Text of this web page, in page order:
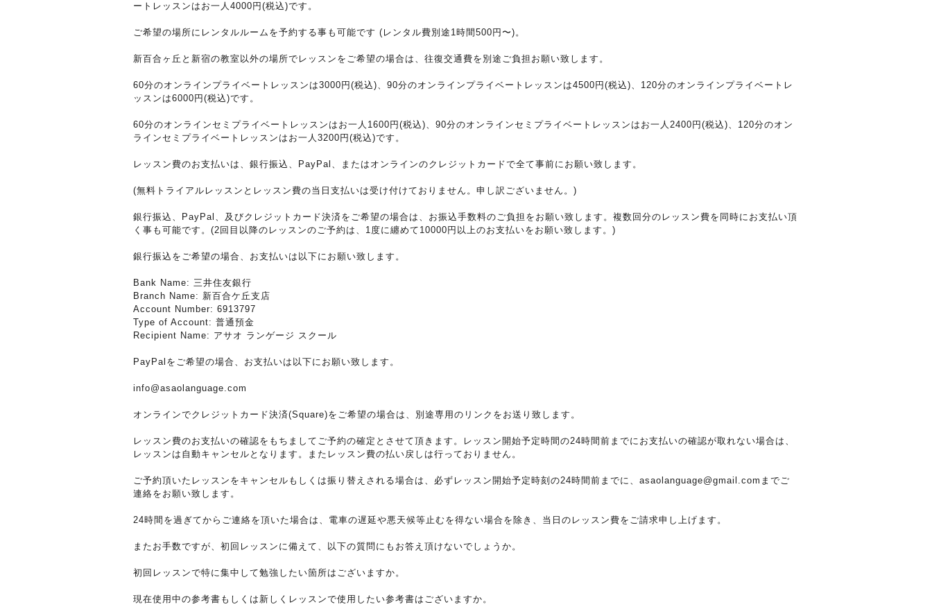
ートレッスンはお一人4000円(税込)です。
ご希望の場所にレンタルルームを予約する事も可能です (レンタル費別途1時間500円〜)。
新百合ヶ丘と新宿の教室以外の場所でレッスンをご希望の場合は、往復交通費を別途ご負担お願い致します。
60分のオンラインプライベートレッスンは3000円(税込)、90分のオンラインプライベートレッスンは4500円(税込)、120分のオンラインプライベートレ
ッスンは6000円(税込)です。
60分のオンラインセミプライベートレッスンはお一人1600円(税込)、90分のオンラインセミプライベートレッスンはお一人2400円(税込)、120分のオン
ラインセミプライベートレッスンはお一人3200円(税込)です。
レッスン費のお支払いは、銀行振込、PayPal、またはオンラインのクレジットカードで全て事前にお願い致します。
(無料トライアルレッスンとレッスン費の当日支払いは受け付けておりません。申し訳ございません。)
銀行振込、PayPal、及びクレジットカード決済をご希望の場合は、お振込手数料のご負担をお願い致します。複数回分のレッスン費を同時にお支払い頂
く事も可能です。(2回目以降のレッスンのご予約は、1度に纏めて10000円以上のお支払いをお願い致します。)
銀行振込をご希望の場合、お支払いは以下にお願い致します。
Bank Name: 三井住友銀行
Branch Name: 新百合ケ丘支店
Account Number: 6913797
Type of Account: 普通預金
Recipient Name: アサオ ランゲージ スクール
PayPalをご希望の場合、お支払いは以下にお願い致します。
info@asaolanguage.com
オンラインでクレジットカード決済(Square)をご希望の場合は、別途専用のリンクをお送り致します。
レッスン費のお支払いの確認をもちましてご予約の確定とさせて頂きます。レッスン開始予定時間の24時間前までにお支払いの確認が取れない場合は、
レッスンは自動キャンセルとなります。またレッスン費の払い戻しは行っておりません。
ご予約頂いたレッスンをキャンセルもしくは振り替えされる場合は、必ずレッスン開始予定時刻の24時間前までに、asaolanguage@gmail.comまでご
連絡をお願い致します。
24時間を過ぎてからご連絡を頂いた場合は、電車の遅延や悪天候等止むを得ない場合を除き、当日のレッスン費をご請求申し上げます。
またお手数ですが、初回レッスンに備えて、以下の質問にもお答え頂けないでしょうか。
初回レッスンで特に集中して勉強したい箇所はございますか。
現在使用中の参考書もしくは新しくレッスンで使用したい参考書はございますか。